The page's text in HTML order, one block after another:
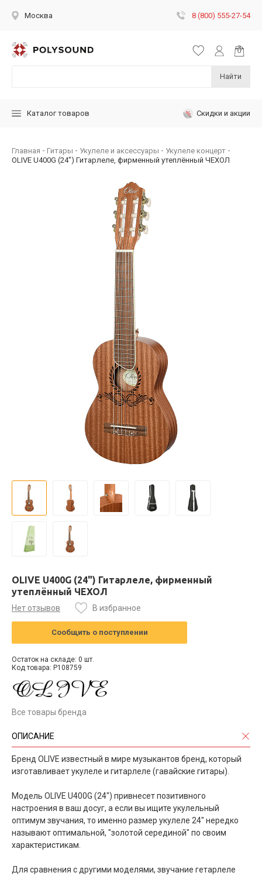
Москва 8 (800) 555-27-54
Найти
Каталог товаров Скидки и акции
Главная Гитары Укулеле и аксессуары
Укулеле концерт
OLIVE U400G (24") Гитарлеле, фирменный утеплённый ЧЕХОЛ
OLIVE U400G (24") Гитарлеле, фирменный
утеплённый ЧЕХОЛ
Нет отзывов В избранное
Сообщить о поступлении
Остаток на складе: 0 шт.
Код товара: P108759
Все товары бренда
ОПИСАНИЕ
Бренд OLIVE известный в мире музыкантов бренд, который
изготавливает укулеле и гитарлеле (гавайские гитары).
Модель OLIVE U400G (24") привнесет позитивного
настроения в ваш досуг, а если вы ищите укулельный
оптимум звучания, то именно размер укулеле 24" нередко
называют оптимальной, "золотой серединой" по своим
характеристикам.
Для сравнения с другими моделями, звучание гетарлеле